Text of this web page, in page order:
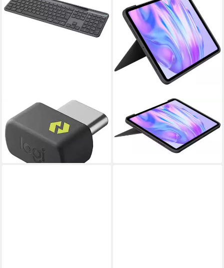
LOGITECH
Signature Slim Solar+ K980
for Business Tastatur
ab 97,08 €
lieferbar - in 3-4 Werktagen bei dir
LOGITECH
Combo Touch Tastatur
ab 148,98 €
13,61 €
mtl. in 12 Raten
lieferbar - in 2-3 Werktagen bei dir